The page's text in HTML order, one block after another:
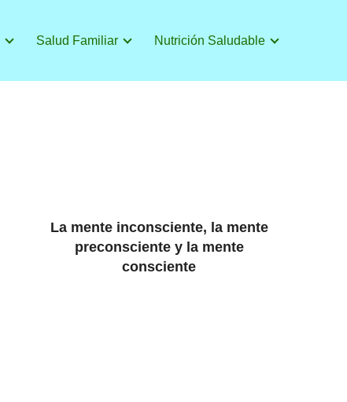
Salud Familiar Nutrición Saludable
La mente inconsciente, la mente
preconsciente y la mente
consciente